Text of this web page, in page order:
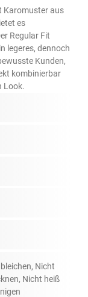
Karomuster aus
es
Regular Fit
legeres, dennoch
Kunden,
kombinierbar
Look.
Nicht
Nicht heiß